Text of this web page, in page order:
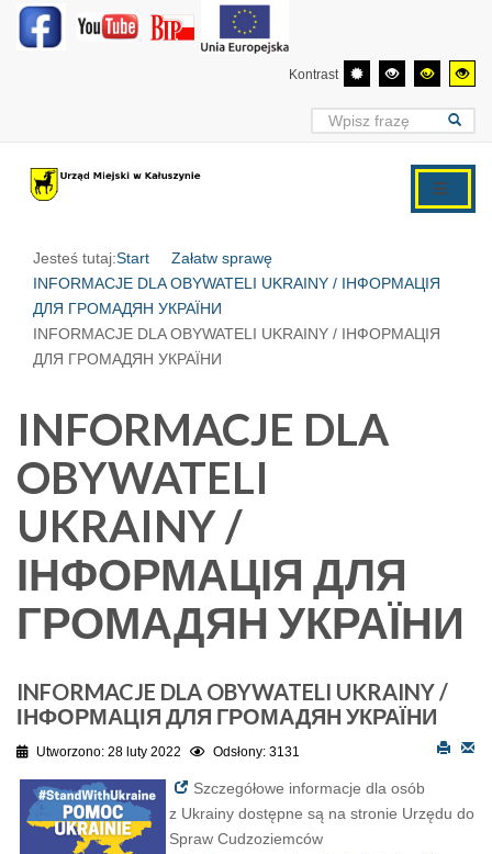
Kontrast
Jesteś tutaj:Start
Załatw sprawę
INFORMACJE DLA OBYWATELI UKRAINY / ІНФОРМАЦІЯ
ДЛЯ ГРОМАДЯН УКРАЇНИ
INFORMACJE DLA OBYWATELI UKRAINY / ІНФОРМАЦІЯ
ДЛЯ ГРОМАДЯН УКРАЇНИ
INFORMACJE DLA
OBYWATELI
UKRAINY /
ІНФОРМАЦІЯ ДЛЯ
ГРОМАДЯН УКРАЇНИ
INFORMACJE DLA OBYWATELI UKRAINY /
ІНФОРМАЦІЯ ДЛЯ ГРОМАДЯН УКРАЇНИ
Utworzono: 28 luty 2022 Odsłony: 3131
Szczegółowe informacje dla osób
z Ukrainy dostępne są na stronie Urzędu do
Spraw Cudzoziemców